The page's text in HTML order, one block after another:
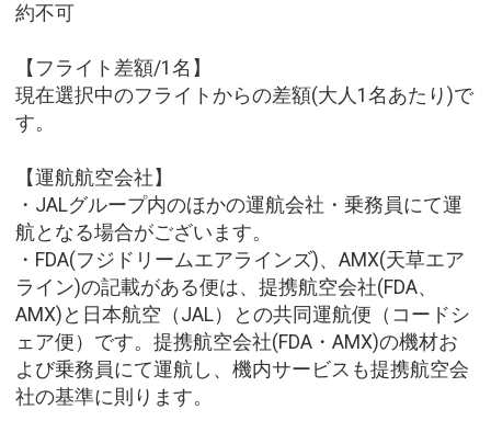
約不可
【フライト差額/1名】
現在選択中のフライトからの差額(大人1名あたり)で
す。
【運航航空会社】
・JALグループ内のほかの運航会社・乗務員にて運
航となる場合がございます。
・FDA(フジドリームエアラインズ)、AMX(天草エア
ライン)の記載がある便は、提携航空会社(FDA、
AMX)と日本航空（JAL）との共同運航便（コードシ
ェア便）です。提携航空会社(FDA・AMX)の機材お
よび乗務員にて運航し、機内サービスも提携航空会
社の基準に則ります。